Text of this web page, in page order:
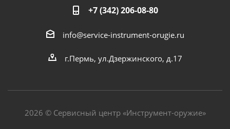
+7 (342) 206-08-80
info@service-instrument-orugie.ru
г.Пермь, ул.Дзержинского, д.17
2026 © Сервисный центр «Инструмент-оружие»